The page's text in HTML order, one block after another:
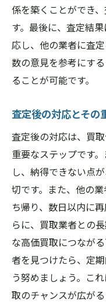
係を築くことができ
す。最後に、査定結
応し、他の業者に査
数の意見を参考にす
ることが可能です。
査定後の対応とその
査定後の対応は、買
重要なステップです
し、納得できない点
切です。また、他の
ち帰り、数日以内に
らに、買取業者との
な高価買取につなが
者を見つけたら、定
う努めましょう。こ
取のチャンスが広がる